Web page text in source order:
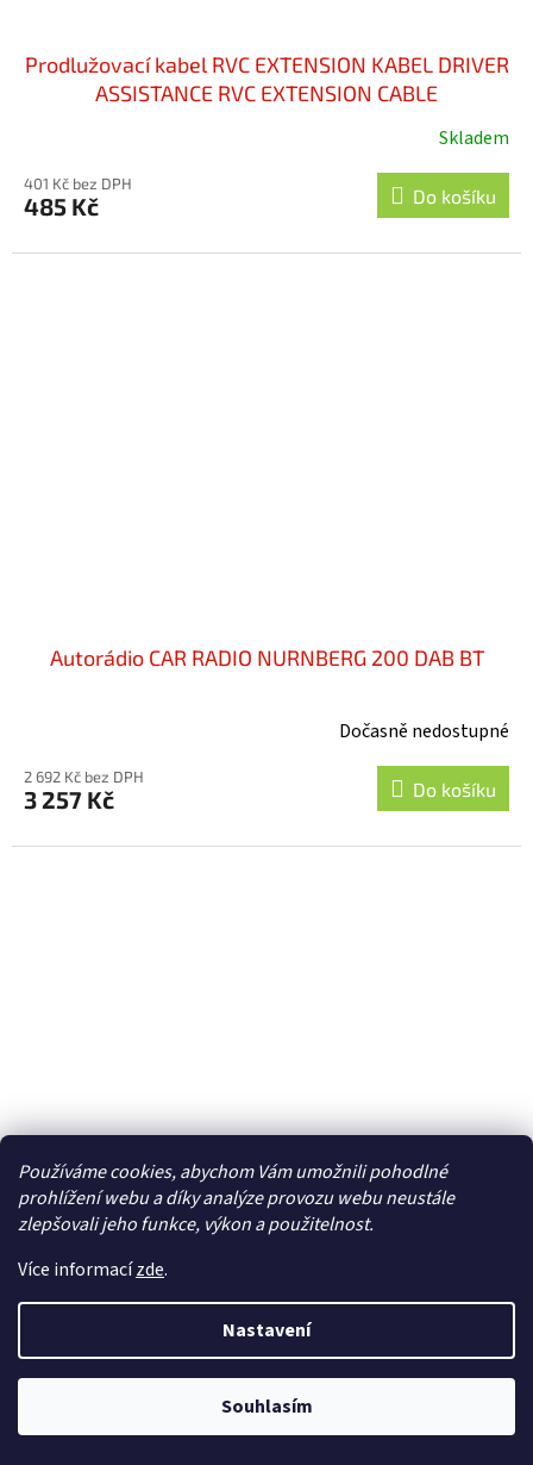
Používáme cookies, abychom Vám umožnili pohodlné
prohlížení webu a díky analýze provozu webu neustále
zlepšovali jeho funkce, výkon a použitelnost.
Více informacízde.
Nastavení
Souhlasím
Prodlužovací kabel RVC EXTENSION KABEL DRIVER
ASSISTANCE RVC EXTENSION CABLE
Skladem
401 Kč bez DPH
485 Kč Do košíku
Autorádio CAR RADIO NURNBERG 200 DAB BT
Dočasně nedostupné
2 692 Kč bez DPH
3 257 Kč Do košíku
Do košíku